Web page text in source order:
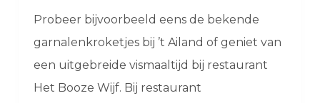
Probeer bijvoorbeeld eens de bekende
garnalenkroketjes bij ’t Ailand of geniet van
een uitgebreide vismaaltijd bij restaurant
Het Booze Wijf. Bij restaurant